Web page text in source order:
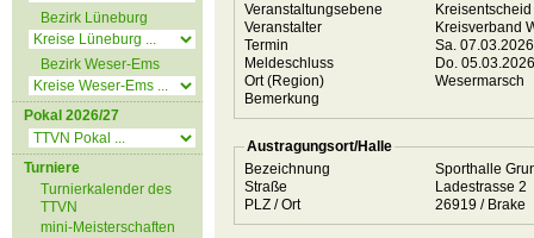
Bezirk Lüneburg
Bezirk Weser-Ems
Pokal 2026/27
Turniere
Turnierkalender des
TTVN
mini-Meisterschaften
Veranstaltungsebene
Kreisentscheid
Veranstalter
Kreisverband
Termin
Sa.
Meldeschluss
Do.
Ort (Region)
Wesermarsch
Bemerkung
Austragungsort/Halle
Bezeichnung
Sporthalle
Straße
Ladestrasse 2
PLZ / Ort
26919 / Brake